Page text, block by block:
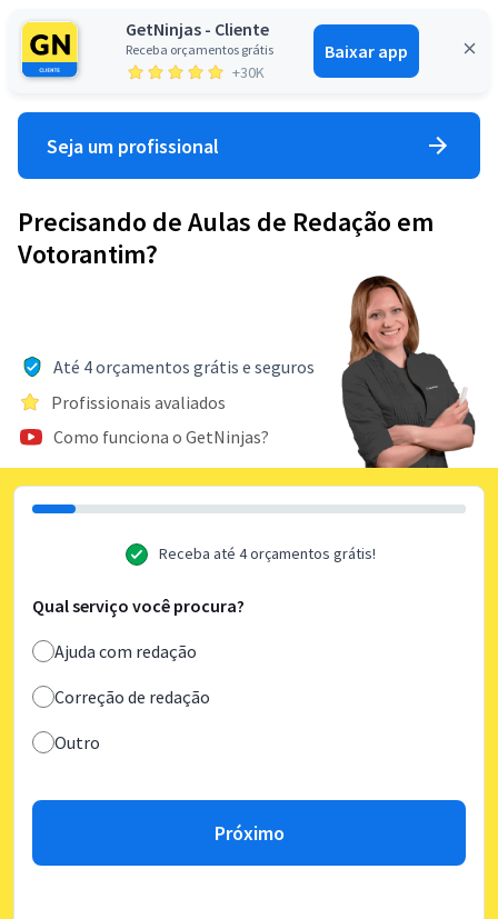
GetNinjas - Cliente
Receba orçamentos grátis
+30K
Baixar app
Entrar
Seja um profissional
Precisando de Aulas de Redação em
Votorantim?
Até 4 orçamentos grátis e seguros
Profissionais avaliados
Como funciona o GetNinjas?
Receba até 4 orçamentos grátis!
Qual serviço você procura?
Ajuda com redação
Correção de redação
Outro
Próximo